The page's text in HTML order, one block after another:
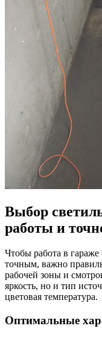
Выбор
работы и
Чтобы работа в гараже
точным, важно
рабочей зоны и
яркость, но и тип
цветовая температура.
Оптимальные